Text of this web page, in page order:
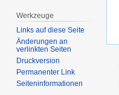
Werkzeuge
Links auf diese Seite
Änderungen an
verlinkten Seiten
Druckversion
Permanenter Link
Seiten­­informationen